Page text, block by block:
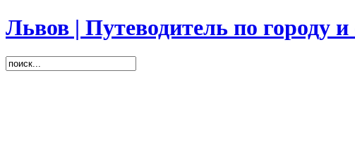
Львов | Путеводитель по городу и